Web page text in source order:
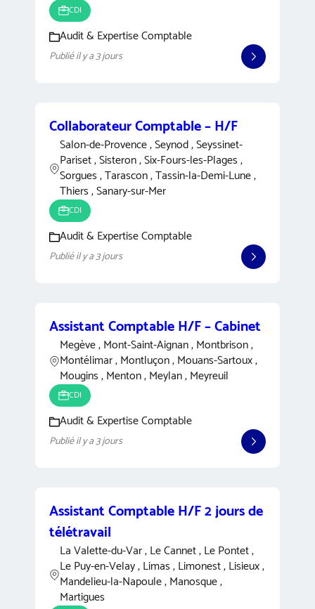
CDI
Audit & Expertise Comptable
Publié il y a 3 jours
Collaborateur Comptable – H/F
Salon-de-Provence , Seynod , Seyssinet-
Pariset , Sisteron , Six-Fours-les-Plages ,
Sorgues , Tarascon , Tassin-la-Demi-Lune ,
Thiers , Sanary-sur-Mer
CDI
Audit & Expertise Comptable
Publié il y a 3 jours
Assistant Comptable H/F – Cabinet
Megève , Mont-Saint-Aignan , Montbrison ,
Montélimar , Montluçon , Mouans-Sartoux ,
Mougins , Menton , Meylan , Meyreuil
CDI
Audit & Expertise Comptable
Publié il y a 3 jours
Assistant Comptable H/F 2 jours de
télétravail
La Valette-du-Var , Le Cannet , Le Pontet ,
Le Puy-en-Velay , Limas , Limonest , Lisieux ,
Mandelieu-la-Napoule , Manosque ,
Martigues